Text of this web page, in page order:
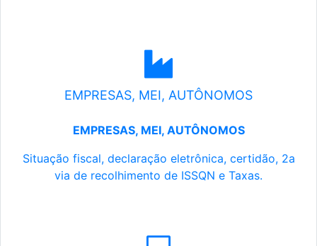
EMPRESAS, MEI, AUTÔNOMOS
EMPRESAS, MEI, AUTÔNOMOS
Situação fiscal, declaração eletrônica, certidão, 2a
via de recolhimento de ISSQN e Taxas.